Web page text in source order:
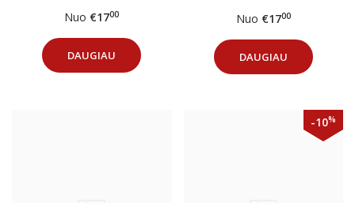
Nuo €1700
DAUGIAU
Nuo €1700
DAUGIAU
-10%